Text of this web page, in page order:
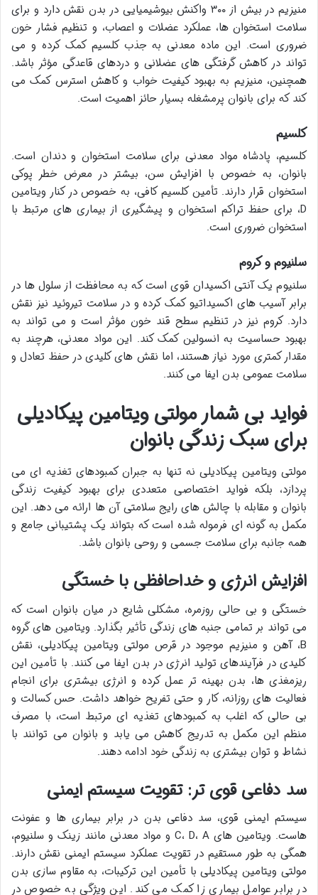
منیزیم در بیش از ۳۰۰ واکنش بیوشیمیایی در بدن نقش دارد و برای
سلامت استخوان ها، عملکرد عضلات و اعصاب، و تنظیم فشار خون
ضروری است. این ماده معدنی به جذب کلسیم کمک کرده و می
تواند در کاهش گرفتگی های عضلانی و دردهای قاعدگی مؤثر باشد.
همچنین، منیزیم به بهبود کیفیت خواب و کاهش استرس کمک می
کند که برای بانوان پرمشغله بسیار حائز اهمیت است.
کلسیم
کلسیم، پادشاه مواد معدنی برای سلامت استخوان و دندان است.
بانوان، به خصوص با افزایش سن، بیشتر در معرض خطر پوکی
استخوان قرار دارند. تأمین کلسیم کافی، به خصوص در کنار ویتامین
D، برای حفظ تراکم استخوان و پیشگیری از بیماری های مرتبط با
استخوان ضروری است.
سلنیوم و کروم
سلنیوم یک آنتی اکسیدان قوی است که به محافظت از سلول ها در
برابر آسیب های اکسیداتیو کمک کرده و در سلامت تیروئید نیز نقش
دارد. کروم نیز در تنظیم سطح قند خون مؤثر است و می تواند به
بهبود حساسیت به انسولین کمک کند. این مواد معدنی، هرچند به
مقدار کمتری مورد نیاز هستند، اما نقش های کلیدی در حفظ تعادل و
سلامت عمومی بدن ایفا می کنند.
فواید بی شمار مولتی ویتامین پیکادیلی
برای سبک زندگی بانوان
مولتی ویتامین پیکادیلی نه تنها به جبران کمبودهای تغذیه ای می
پردازد، بلکه فواید اختصاصی متعددی برای بهبود کیفیت زندگی
بانوان و مقابله با چالش های رایج سلامتی آن ها ارائه می دهد. این
مکمل به گونه ای فرموله شده است که بتواند یک پشتیبانی جامع و
همه جانبه برای سلامت جسمی و روحی بانوان باشد.
افزایش انرژی و خداحافظی با خستگی
خستگی و بی حالی روزمره، مشکلی شایع در میان بانوان است که
می تواند بر تمامی جنبه های زندگی تأثیر بگذارد. ویتامین های گروه
B، آهن و منیزیم موجود در قرص مولتی ویتامین پیکادیلی، نقش
کلیدی در فرآیندهای تولید انرژی در بدن ایفا می کنند. با تأمین این
ریزمغذی ها، بدن بهینه تر عمل کرده و انرژی بیشتری برای انجام
فعالیت های روزانه، کار و حتی تفریح خواهد داشت. حس کسالت و
بی حالی که اغلب به کمبودهای تغذیه ای مرتبط است، با مصرف
منظم این مکمل به تدریج کاهش می یابد و بانوان می توانند با
نشاط و توان بیشتری به زندگی خود ادامه دهند.
سد دفاعی قوی تر: تقویت سیستم ایمنی
سیستم ایمنی قوی، سد دفاعی بدن در برابر بیماری ها و عفونت
هاست. ویتامین های C، D، A و مواد معدنی مانند زینک و سلنیوم،
همگی به طور مستقیم در تقویت عملکرد سیستم ایمنی نقش دارند.
مولتی ویتامین پیکادیلی با تأمین این ترکیبات، به مقاوم سازی بدن
در برابر عوامل بیماری زا کمک می کند. این ویژگی به خصوص در